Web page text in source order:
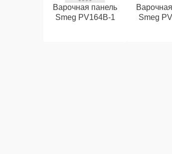
Варочная панель
Smeg PV164B-1
Smeg